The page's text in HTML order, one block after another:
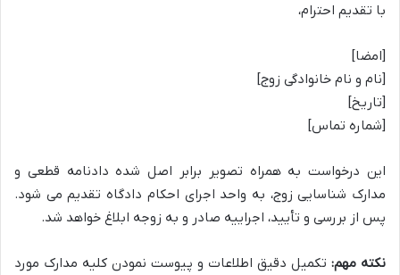
با تقدیم احترام،
[امضا]
[نام و نام خانوادگی زوج]
[تاریخ]
[شماره تماس]
این درخواست به همراه تصویر برابر اصل شده دادنامه قطعی و
مدارک شناسایی زوج، به واحد اجرای احکام دادگاه تقدیم می شود.
پس از بررسی و تأیید، اجراییه صادر و به زوجه ابلاغ خواهد شد.
نکته مهم: تکمیل دقیق اطلاعات و پیوست نمودن کلیه مدارک مورد